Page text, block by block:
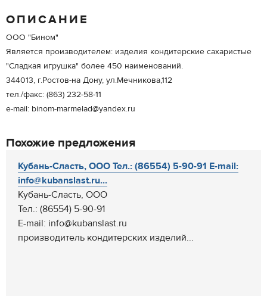
ОПИСАНИЕ
ООО "Бином"
Является производителем: изделия кондитерские сахаристые
"Сладкая игрушка" более 450 наименований.
344013, г.Ростов-на Дону, ул.Мечникова,112
тел./факс: (863) 232-58-11
e-mail: binom-marmelad@yandex.ru
Похожие предложения
Кубань-Сласть, ООО Тел.: (86554) 5-90-91 E-mail:
info@kubanslast.ru...
Кубань-Сласть, ООО
Тел.: (86554) 5-90-91
E-mail: info@kubanslast.ru
производитель кондитерских изделий...